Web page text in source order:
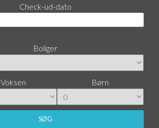
Check-ud-dato
Boliger
Voksen Børn
SØG